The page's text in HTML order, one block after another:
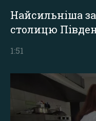
Найсильніша
столицю
1:51